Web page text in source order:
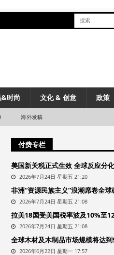
时尚 文化 & 创意 政策
海外发稿
付费专栏
美国新关税正式生效 全球反应分化
2026年7月24日 星期五 21:20
非洲“资源民族主义”浪潮席卷全
2026年7月24日 星期五 21:08
拉美18国受美国税率波及10%至
2026年7月24日 星期五 21:08
全球木材及木制品市场规模将达
2026年6月22日 星期一 17:57